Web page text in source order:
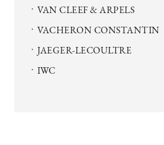
VAN CLEEF & ARPELS
VACHERON CONSTANTIN
JAEGER-LECOULTRE
IWC